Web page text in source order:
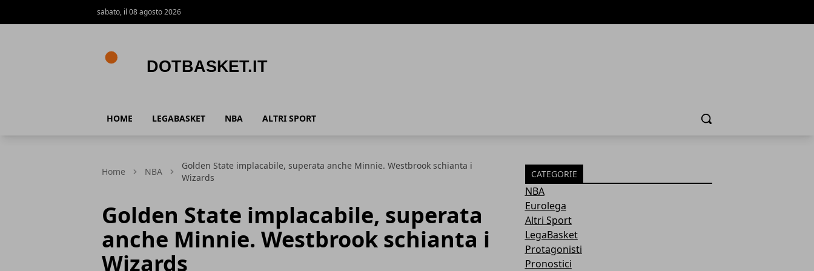
sabato, il 08 agosto 2026
HOME LEGABASKET NBA ALTRI SPORT Cerca
Home NBA
Golden State implacabile, superata anche Minnie. Westbrook schianta i
Wizards
Golden State implacabile, superata
anche Minnie. Westbrook schianta i
Wizards
CATEGORIE
NBA
Eurolega
Altri Sport
LegaBasket
Protagonisti
Pronostici